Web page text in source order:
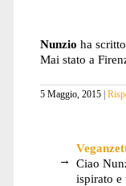
Nunzio ha
Mai stato a
5 Maggio, 2015
Ciao
ispirato e